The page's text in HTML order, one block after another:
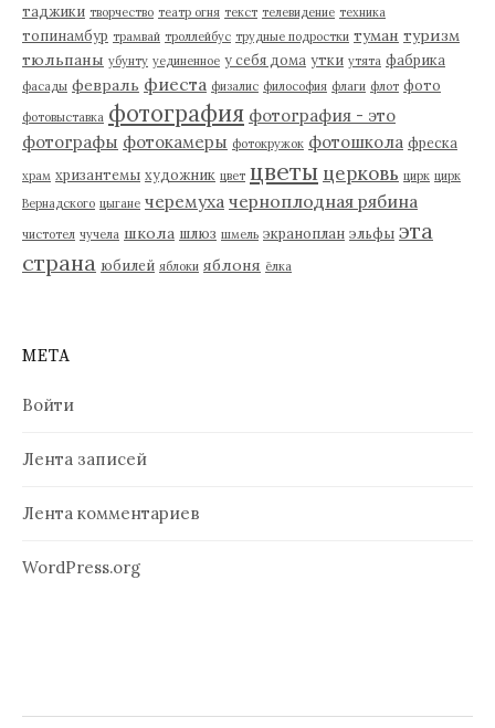
таджики творчество театр огня текст телевидение техника
топинамбур трамвай троллейбус трудные подростки туман туризм
тюльпаны убунту уединенное у себя дома утки утята фабрика
фасады февраль фиеста физалис философия флаги флот фото
фотовыставка фотография фотография - это
фотографы фотокамеры фотокружок фотошкола фреска
храм хризантемы художник цвет цветы церковь цирк цирк
Вернадского цыгане черемуха черноплодная рябина
чистотел чучела школа шлюз шмель экраноплан эльфы эта
страна юбилей яблоки яблоня ёлка
МЕТА
Войти
Лента записей
Лента комментариев
WordPress.org